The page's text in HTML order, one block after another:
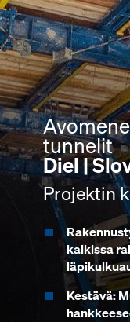
tunnelit
Diel |
Projektin
kaikissa
Kestävä:
tunnelit
Galleria
Projektin
Suuret
Helppo
Ajo
tunnelit
Projektin
ajosuuntiin
Käyttö
Ajettavat